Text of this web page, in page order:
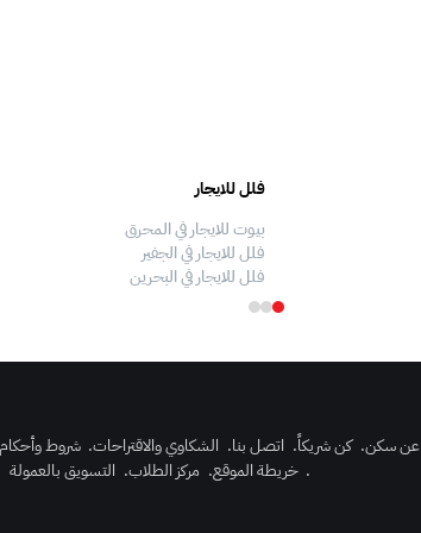
فلل للايجار
بيوت للايجار في المحرق
فلل للايجار في الجفير
فلل للايجار في البحرين
عن سكن. كن شريكاً. اتصل بنا. الشكاوي والاقتراحات. شروط
. خريطة الموقع. مركز الطلاب. التسويق بالعمولة